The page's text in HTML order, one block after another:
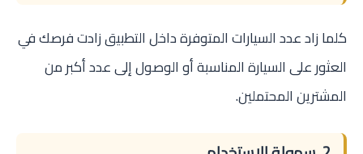
كلما زاد عدد السيارات المتوفرة داخل التطبيق زادت فرصك في
العثور على السيارة المناسبة أو الوصول إلى عدد أكبر من
المشترين المحتملين.